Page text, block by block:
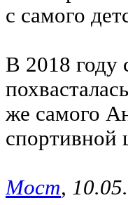
с самого
В 2018 году
же самого
спортивной
Мост,